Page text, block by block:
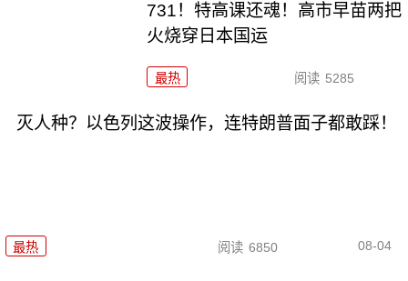
731！特高课还魂！高市早苗两把
火烧穿日本国运
最热 阅读 5285
灭人种？以色列这波操作，连特朗普面子都敢踩！
最热 阅读 6850 08-04